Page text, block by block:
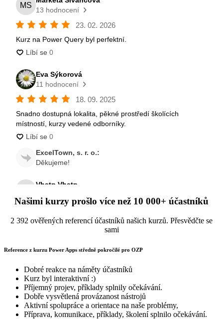
Našimi kurzy prošlo více než 10 000+ účastníků
2 392 ověřených referencí účastníků našich kurzů. Přesvědčte se
sami
Reference z kurzu Power Apps středně pokročilé pro OZP
Dobré reakce na náměty účastníků
Kurz byl interaktivní :)
Příjemný projev, příklady splnily očekávání.
Dobře vysvětlená provázanost nástrojů
Aktivní spolupráce a orientace na naše problémy,
Příprava, komunikace, příklady, školení splnilo očekávání.